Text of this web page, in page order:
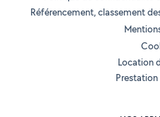
Référencement, classement
Location
Prestation